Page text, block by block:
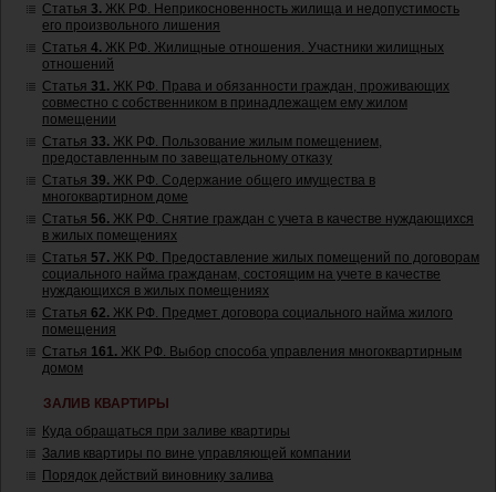
Статья 3. ЖК РФ. Неприкосновенность жилища и недопустимость
его произвольного лишения
Статья 4. ЖК РФ. Жилищные отношения. Участники жилищных
отношений
Статья 31. ЖК РФ. Права и обязанности граждан, проживающих
совместно с собственником в принадлежащем ему жилом
помещении
Статья 33. ЖК РФ. Пользование жилым помещением,
предоставленным по завещательному отказу
Статья 39. ЖК РФ. Содержание общего имущества в
многоквартирном доме
Статья 56. ЖК РФ. Снятие граждан с учета в качестве нуждающихся
в жилых помещениях
Статья 57. ЖК РФ. Предоставление жилых помещений по договорам
социального найма гражданам, состоящим на учете в качестве
нуждающихся в жилых помещениях
Статья 62. ЖК РФ. Предмет договора социального найма жилого
помещения
Статья 161. ЖК РФ. Выбор способа управления многоквартирным
домом
ЗАЛИВ КВАРТИРЫ
Куда обращаться при заливе квартиры
Залив квартиры по вине управляющей компании
Порядок действий виновнику залива